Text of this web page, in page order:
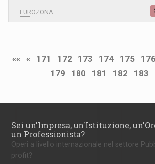
EUROZONA
«« « 171 172 173 174 175 176
179
180 181 182 183
Sei un'Impresa, un'Istituzione,
un Professionista?
Operi a livello internazionale nel settore
profit?